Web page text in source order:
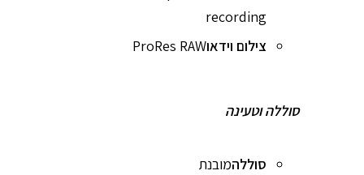
recording
צילום וידאוProRes RAW
סוללה וטעינה
סוללהמובנת